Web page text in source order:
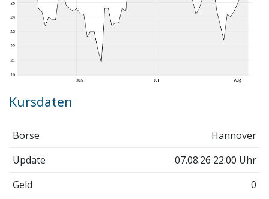
Kursdaten
Börse
Hannover
Update
07.08.26 22:00 Uhr
Geld
0